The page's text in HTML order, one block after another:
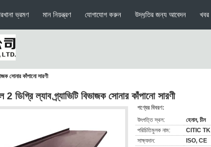
ভ্রমণ মান নিয়ন্ত্রণ যোগাযোগ করুন উদ্ধৃতির জন্য আবেদন খবর
সোনার কাঁপানো সারণী
ডিগ্রি ল্যাব গ্র্যাভিটি বিভাজক সোনার কাঁপানো সারণী
পণ্যের বিবরণ:
উৎপত্তি স্থল:
হেনান, চীন
পরিচিতিমুলক নাম:
CITIC TK
সাক্ষ্যদান:
ISO, CE